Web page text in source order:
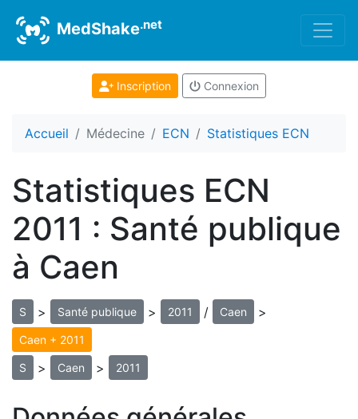
MedShake.net
Inscription Connexion
Accueil Médecine ECN Statistiques ECN
Statistiques ECN
2011 : Santé publique
à Caen
S > Santé publique > 2011 / Caen >
Caen + 2011
S > Caen > 2011